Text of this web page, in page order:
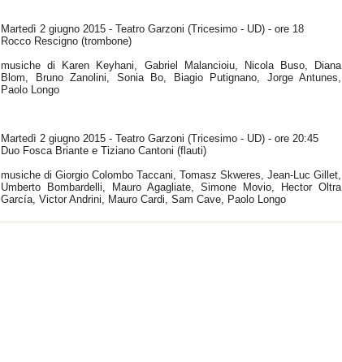
Martedì 2 giugno 2015 - Teatro Garzoni (Tricesimo - UD) - ore 18
Rocco Rescigno (trombone)
musiche di Karen Keyhani, Gabriel Malancioiu, Nicola Buso, Diana
Blom, Bruno Zanolini, Sonia Bo, Biagio Putignano, Jorge Antunes,
Paolo Longo
Martedì 2 giugno 2015 - Teatro Garzoni (Tricesimo - UD) - ore 20:45
Duo Fosca Briante e Tiziano Cantoni (flauti)
musiche di Giorgio Colombo Taccani, Tomasz Skweres, Jean-Luc Gillet,
Umberto Bombardelli, Mauro Agagliate, Simone Movio, Hector Oltra
García, Victor Andrini, Mauro Cardi, Sam Cave, Paolo Longo